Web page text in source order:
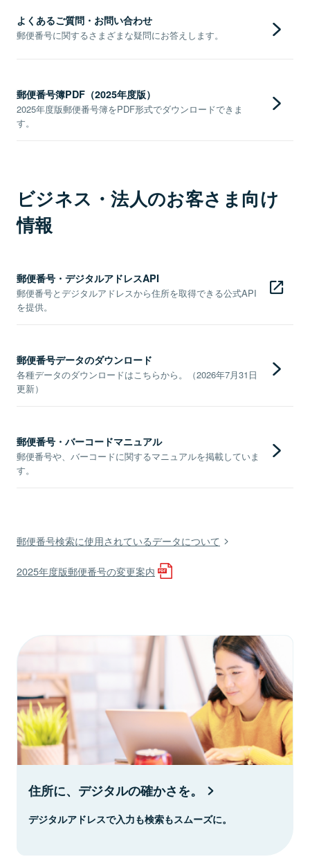
よくあるご質問・お問い合わせ
郵便番号に関するさまざまな疑問にお答えします。
郵便番号簿PDF（2025年度版）
2025年度版郵便番号簿をPDF形式でダウンロードできま
す。
ビジネス・法人のお客さま向け
情報
郵便番号・デジタルアドレスAPI
郵便番号とデジタルアドレスから住所を取得できる公式API
を提供。
郵便番号データのダウンロード
各種データのダウンロードはこちらから。（2026年7月31日
更新）
郵便番号・バーコードマニュアル
郵便番号や、バーコードに関するマニュアルを掲載していま
す。
郵便番号検索に使用されているデータについて
2025年度版郵便番号の変更案内
住所に、デジタルの確かさを。
デジタルアドレスで入力も検索もスムーズに。